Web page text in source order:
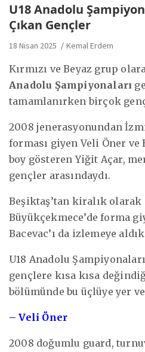
U18 Anadolu
Çıkan Gençler
18 Nisan 2025 Kemal Erdem
Kırmızı ve Beyaz grup
Anadolu Şampiyonaları
tamamlanırken birçok
2008 jenerasyonundan
forması giyen Veli Öner ve
boy gösteren Yiğit Açar,
gençler arasındaydı.
Beşiktaş’tan kiralık olarak
Büyükçekmece’de forma
Bacevac’ı da izlemeye
U18 Anadolu
gençlere kısa kısa
bölümünde bu üçlüye yer
– Veli Öner
2008 doğumlu guard,